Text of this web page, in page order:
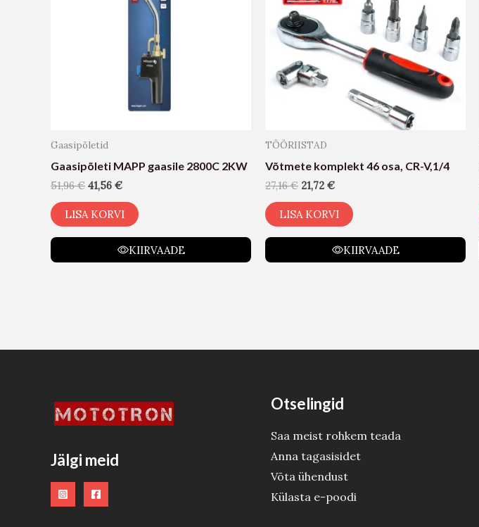
Gaasipõletid
Gaasipõleti MAPP gaasile 2800C 2KW
51,96€ 41,56 €
LISA KORVI
KIIRVAADE
TÖÖRIISTAD
Võtmete komplekt 46 osa, CR-V,1/4
27,16€ 21,72 €
LISA KORVI
KIIRVAADE
Jälgi meid
Otselingid
Saa meist rohkem teada
Anna tagasisidet
Võta ühendust
Külasta e-poodi